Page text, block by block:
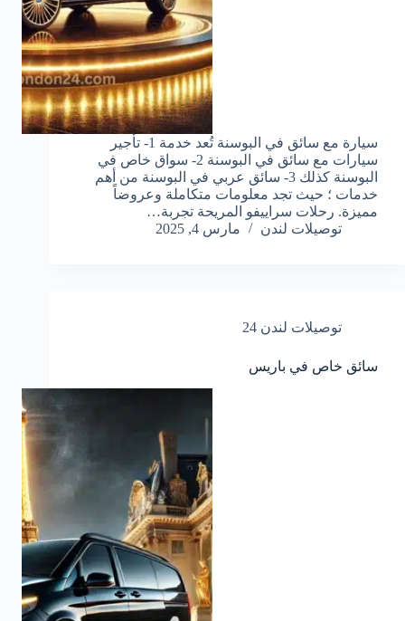
سيارة مع سائق في البوسنة تُعد خدمة 1- تأجير
سيارات مع سائق في البوسنة 2- سواق خاص في
البوسنة كذلك 3- سائق عربي في البوسنة من أهم
خدمات ؛ حيث تجد معلومات متكاملة وعروضاً
مميزة. رحلات سراييفو المريحة تجربة…
توصيلات لندن
مارس 4, 2025
توصيلات لندن 24
سائق خاص في باريس